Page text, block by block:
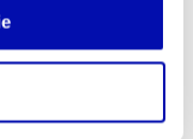
np. we
wybraniu opcji